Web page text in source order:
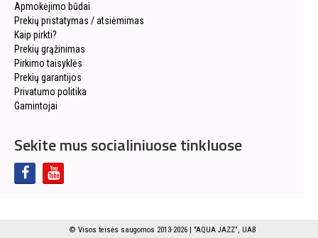
Apmokėjimo būdai
Prekių pristatymas / atsiėmimas
Kaip pirkti?
Prekių grąžinimas
Pirkimo taisyklės
Prekių garantijos
Privatumo politika
Gamintojai
Sekite mus socialiniuose tinkluose
© Visos teisės saugomos 2013-2026 | "AQUA JAZZ", UAB